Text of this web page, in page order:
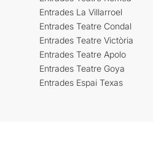
Entrades La Villarroel
Entrades Teatre Condal
Entrades Teatre Victòria
Entrades Teatre Apolo
Entrades Teatre Goya
Entrades Espai Texas